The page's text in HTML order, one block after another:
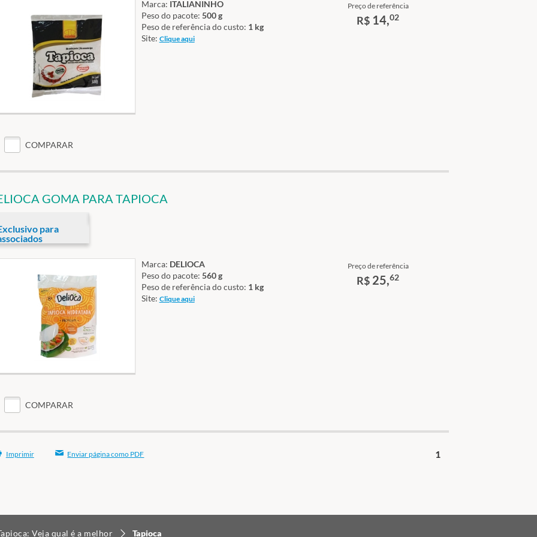
Marca: ITALIANINHO
Peso do pacote: 500 g
Peso de referência do custo: 1 kg
Site: Clique aqui
Preço de referência
R$ 14,02
COMPARAR
GOMA PARA TAPIOCA
para
Marca: DELIOCA
Peso do pacote: 560 g
Peso de referência do custo: 1 kg
Site: Clique aqui
Preço de referência
R$ 25,62
COMPARAR
1
Imprimir Enviar página como PDF
Veja qual é a melhor Tapioca